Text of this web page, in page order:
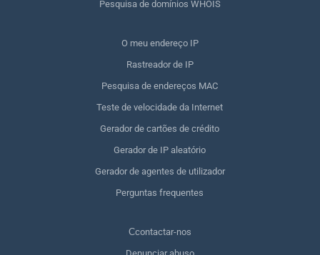
Pesquisa de domínios WHOIS
O meu endereço IP
Rastreador de IP
Pesquisa de endereços MAC
Teste de velocidade da Internet
Gerador de cartões de crédito
Gerador de IP aleatório
Gerador de agentes de utilizador
Perguntas frequentes
Сcontactar-nos